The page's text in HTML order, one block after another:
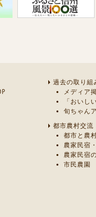
過去の取り組
メディア
「おいし
旬ちゃん
都市農村交流
都市と農
農家民宿
農家民宿
市民農園